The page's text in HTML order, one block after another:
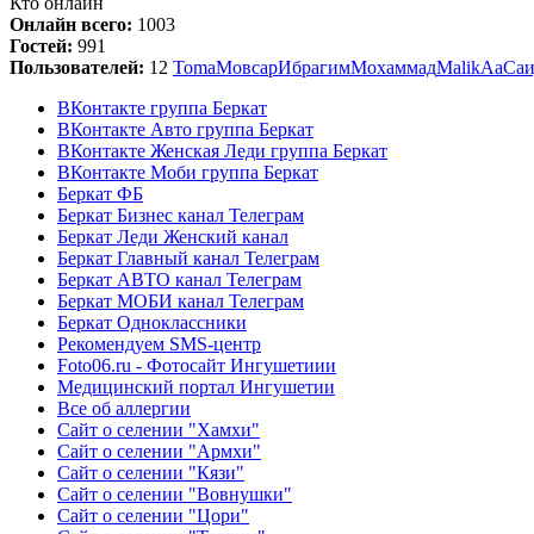
Онлайн всего: 1003
Гостей: 991
Пользователей: 12 TomaМовсарИбрагимМохаммадMalikАа
ВКонтакте группа Беркат
ВКонтакте Авто группа Беркат
ВКонтакте Женская Леди группа Беркат
ВКонтакте Моби группа Беркат
Беркат ФБ
Беркат Бизнес канал Телеграм
Беркат Леди Женский канал
Беркат Главный канал Телеграм
Беркат АВТО канал Телеграм
Беркат МОБИ канал Телеграм
Беркат Одноклассники
Рекомендуем SMS-центр
Foto06.ru - Фотосайт Ингушетиии
Медицинский портал Ингушетии
Все об аллергии
Сайт о селении "Хамхи"
Сайт о селении "Армхи"
Сайт о селении "Кязи"
Сайт о селении "Вовнушки"
Сайт о селении "Цори"